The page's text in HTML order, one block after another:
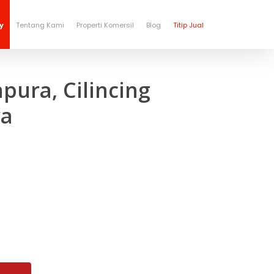
Tentang Kami Properti Komersil Blog Titip Jual
Cilincing